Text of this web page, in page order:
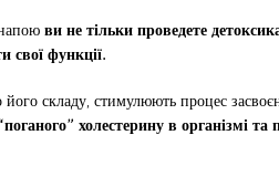
ви не тільки проведете
свої функції.
складу, стимулюють процес
холестерину в організмі